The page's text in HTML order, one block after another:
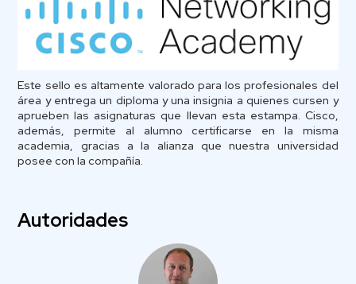
Este sello es altamente valorado para los profesionales del
área y entrega un diploma y una insignia a quienes cursen y
aprueben las asignaturas que llevan esta estampa. Cisco,
además, permite al alumno certificarse en la misma
academia, gracias a la alianza que nuestra universidad
posee con la compañía.
Autoridades